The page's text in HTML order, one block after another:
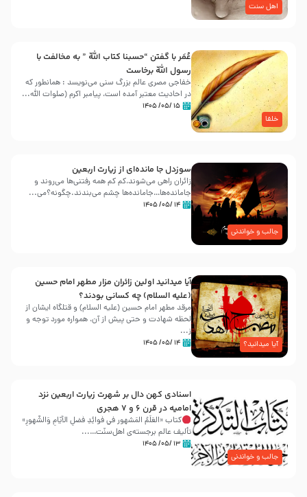
اهل سنت
خلفا
عُمَر با گفتن “حسبنا كتاب اللّه ” به مخالفت با
رسول اللّه برخاست
خفاجی مصری عالم بزرگ سنی می‌نویسد : همانطور که
در احادیث معتبر آمده است، پیامبر اکرم (صلوات اللّه...
۱۵ /۰۵/ ۱۴۰۵
جالب و خواندنی
سوزدل جا مانده‌ای از زیارت اربعین
زائران راهی می‌شوند،کم‌ کم همه رفتنی‌ها می‌روند و
جامانده‌ها…جامانده‌ها چشم می‌بندند.چگونه؟می‌...
۱۴ /۰۵/ ۱۴۰۵
آیا میدانید؟
آیا میدانید اولین زائران مزار مطهر امام حسین
(علیه السلام) چه کسانی بودند؟
مرقد مطهر امام حسین (علیه السلام) و قتلگاه ایشان از
لحظه شهادت و حتی پیش از آن، همواره مورد توجه و
ز...
۱۴ /۰۵/ ۱۴۰۵
جالب و خواندنی
اسنادی کهن دال بر شهرت زیارت اربعین نزد
امامیه در قرن ۶ و ۷ هجری
کتاب «العَلَمُ المَشهور في فَوائِدِ فَضلِ الأيّامِ وَالشُّهورِ»
تألیف عالم برجسته‌ی اهل‌سنّت…...
۱۳ /۰۵/ ۱۴۰۵